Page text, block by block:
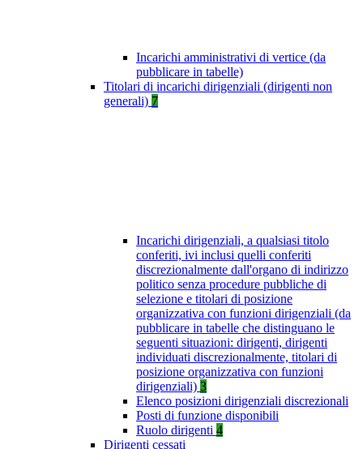
Incarichi amministrativi di vertice (da
pubblicare in tabelle)
Titolari di incarichi dirigenziali (dirigenti non
generali) 7
Incarichi dirigenziali, a qualsiasi titolo
conferiti, ivi inclusi quelli conferiti
discrezionalmente dall'organo di indirizzo
politico senza procedure pubbliche di
selezione e titolari di posizione
organizzativa con funzioni dirigenziali (da
pubblicare in tabelle che distinguano le
seguenti situazioni: dirigenti, dirigenti
individuati discrezionalmente, titolari di
posizione organizzativa con funzioni
dirigenziali) 3
Elenco posizioni dirigenziali discrezionali
Posti di funzione disponibili
Ruolo dirigenti 4
Dirigenti cessati